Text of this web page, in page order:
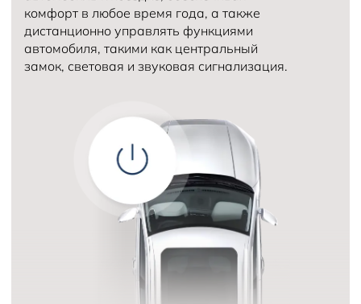
комфорт в любое время года, а также
дистанционно управлять функциями
автомобиля, такими как центральный
замок, световая и звуковая сигнализация.